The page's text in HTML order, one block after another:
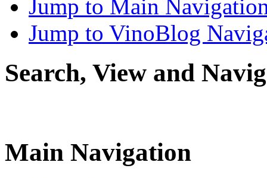
Jump to Main
Jump to VinoBlog
Search, View and
Main Navigation